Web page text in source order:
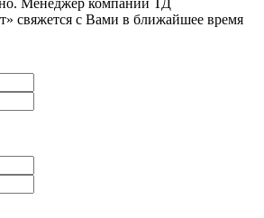
Менеджер компании ТД
свяжется с Вами в ближайшее время